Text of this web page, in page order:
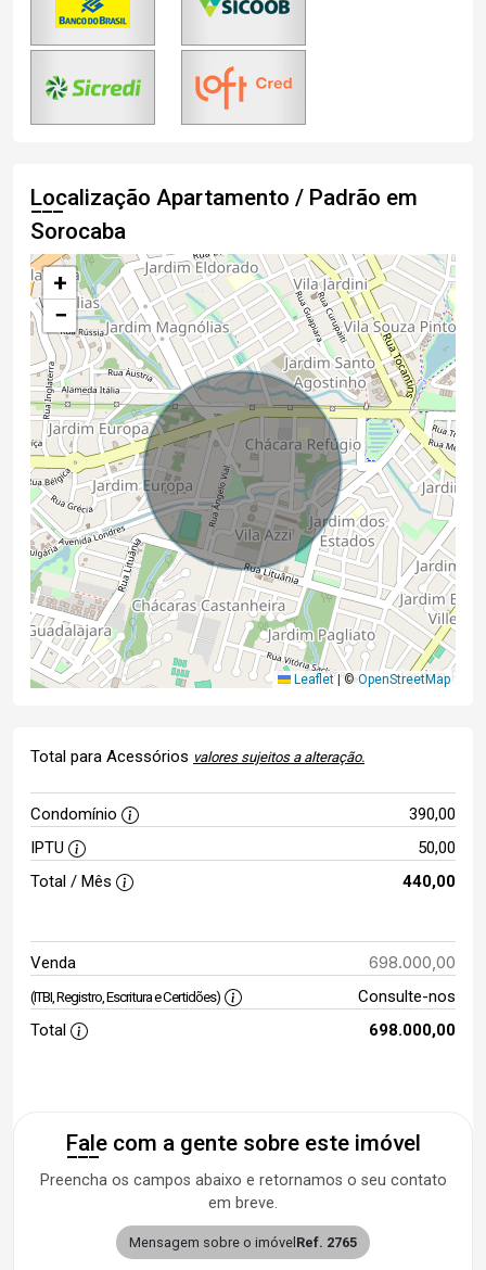
Localização Apartamento / Padrão em
Sorocaba
+
−
Leaflet ©OpenStreetMap
Total para Acessórios valores sujeitos a alteração.
Condomínio
390,00
IPTU
50,00
Total / Mês
440,00
Venda 698.000,00
(ITBI, Registro, Escritura e Certidões)
Consulte-nos
Total
698.000,00
Fale com a gente sobre este imóvel
Preencha os campos abaixo e retornamos o seu contato
em breve.
Mensagem sobre o imóvel Ref. 2765